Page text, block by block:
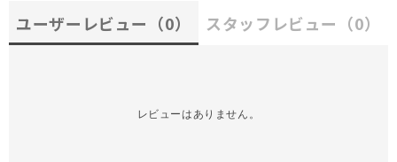
ユーザーレビュー （0） スタッフレビュー （0）
レビューはありません。